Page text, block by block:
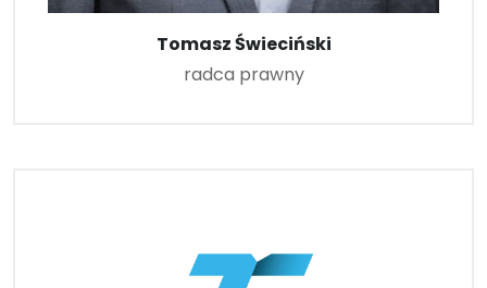
Tomasz Świeciński
radca prawny